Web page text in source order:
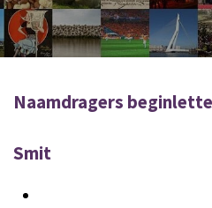
Naamdragers
Smit